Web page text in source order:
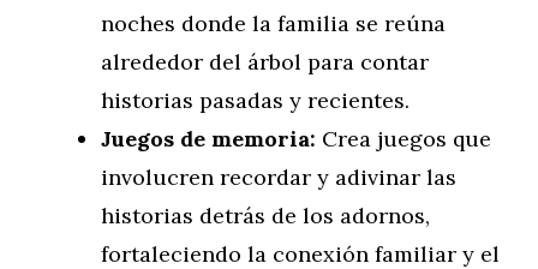
noches donde la familia se reúna
alrededor del árbol para contar
historias pasadas y recientes.
Juegos de memoria: Crea juegos que
involucren recordar y adivinar las
historias detrás de los adornos,
fortaleciendo la conexión familiar y el